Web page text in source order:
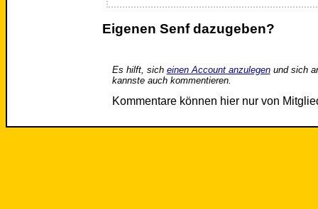
Eigenen Senf dazugeben?
Es hilft, sich einen Account anzulegenund sich
kannste auch kommentieren.
Kommentare können hier nur von